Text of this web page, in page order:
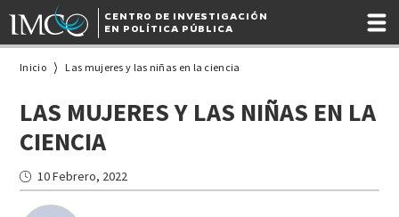
CENTRO DE INVESTIGACIÓN
EN POLÍTICA PÚBLICA
Inicio Las mujeres y las niñas en la ciencia
LAS MUJERES Y LAS NIÑAS EN LA
CIENCIA
10 Febrero, 2022